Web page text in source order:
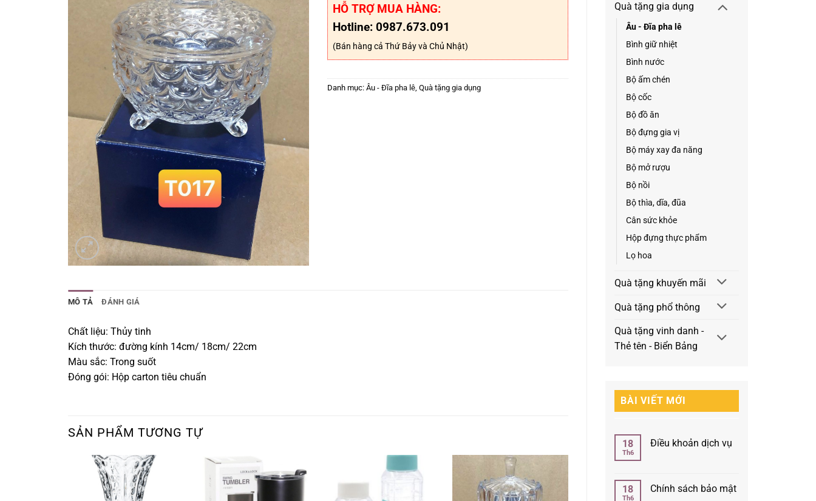
Quà tặng gia dụng
Âu - Đĩa pha lê
Bình giữ nhiệt
Bình nước
Bộ ấm chén
Bộ cốc
Bộ đồ ăn
Bộ đựng gia vị
Bộ máy xay đa năng
Bộ mở rượu
Bộ nồi
Bộ thìa, dĩa, đũa
Cân sức khỏe
Hộp đựng thực phẩm
Lọ hoa
Quà tặng khuyến mãi
Quà tặng phổ thông
Quà tặng vinh danh -
Thẻ tên - Biển Bảng
BÀI VIẾT MỚI
18
Th6
Điều khoản dịch vụ
luận
ở
18
Th6
Chính sách bảo mật
HỖ TRỢ MUA HÀNG:
Hotline: 0987.673.091
(Bán hàng cả Thứ Bảy và Chủ Nhật)
Danh mục: Âu - Đĩa pha lê Quà tặng gia dụng
MÔ TẢ ĐÁNH GIÁ
Chất liệu: Thủy tinh
Kích thước: đường kính 14cm/ 18cm/ 22cm
Màu sắc: Trong suốt
Đóng gói: Hộp carton tiêu chuẩn
SẢN PHẨM TƯƠNG TỰ